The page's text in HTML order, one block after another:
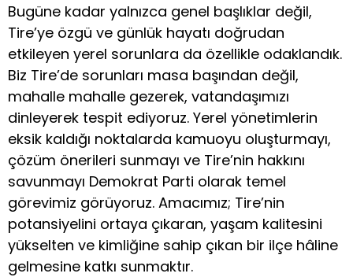
Bugüne kadar yalnızca genel başlıklar değil,
Tire’ye özgü ve günlük hayatı doğrudan
etkileyen yerel sorunlara da özellikle odaklandık.
Biz Tire’de sorunları masa başından değil,
mahalle mahalle gezerek, vatandaşımızı
dinleyerek tespit ediyoruz. Yerel yönetimlerin
eksik kaldığı noktalarda kamuoyu oluşturmayı,
çözüm önerileri sunmayı ve Tire’nin hakkını
savunmayı Demokrat Parti olarak temel
görevimiz görüyoruz. Amacımız; Tire’nin
potansiyelini ortaya çıkaran, yaşam kalitesini
yükselten ve kimliğine sahip çıkan bir ilçe hâline
gelmesine katkı sunmaktır.